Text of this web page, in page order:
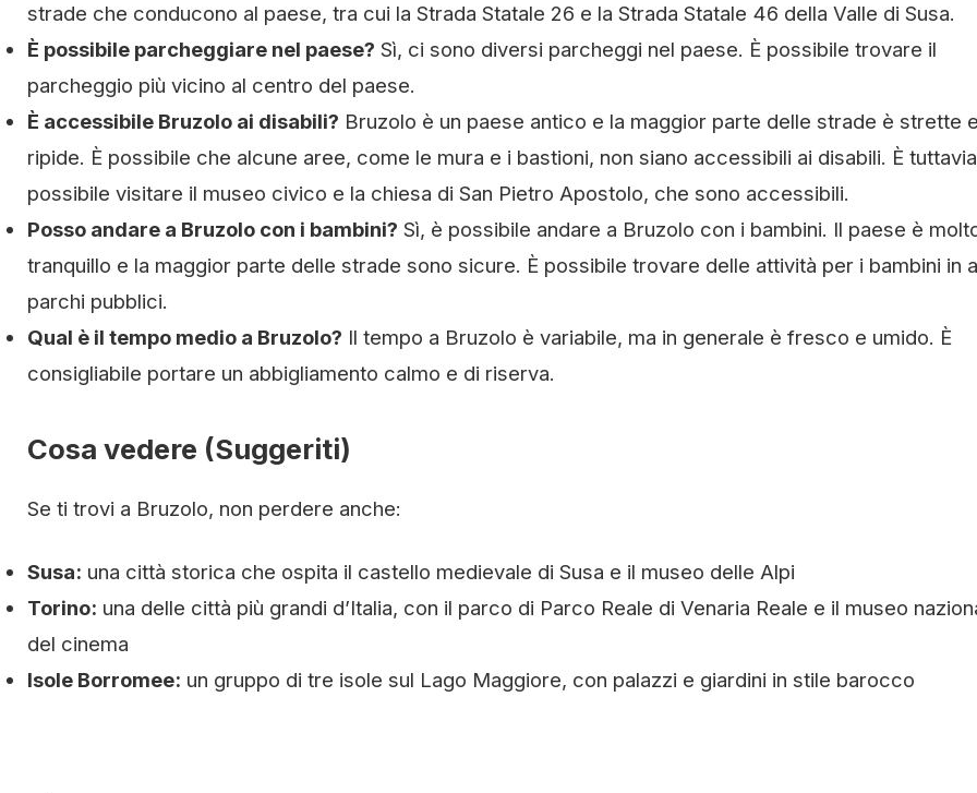
strade che conducono al paese, tra cui la Strada Statale 26 e la Strada Statale 46 della Valle di Susa.
È possibile parcheggiare nel paese? Sì, ci sono diversi parcheggi nel paese. È possibile trovare il
parcheggio più vicino al centro del paese.
È accessibile Bruzolo ai disabili? Bruzolo è un paese antico e la maggior parte delle strade è strette
ripide. È possibile che alcune aree, come le mura e i bastioni, non siano accessibili ai disabili. È tuttavia
possibile visitare il museo civico e la chiesa di San Pietro Apostolo, che sono accessibili.
Posso andare a Bruzolo con i bambini? Sì, è possibile andare a Bruzolo con i bambini. Il paese è
tranquillo e la maggior parte delle strade sono sicure. È possibile trovare delle attività per i bambini in
parchi pubblici.
Qual è il tempo medio a Bruzolo? Il tempo a Bruzolo è variabile, ma in generale è fresco e umido. È
consigliabile portare un abbigliamento calmo e di riserva.
Cosa vedere (Suggeriti)
Se ti trovi a Bruzolo, non perdere anche:
Susa: una città storica che ospita il castello medievale di Susa e il museo delle Alpi
Torino: una delle città più grandi d’Italia, con il parco di Parco Reale di Venaria Reale e il museo
del cinema
Isole Borromee: un gruppo di tre isole sul Lago Maggiore, con palazzi e giardini in stile barocco